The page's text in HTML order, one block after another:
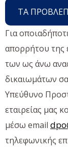
ΤΑ
Για
απορρήτου της
των ως άνω
δικαιωμάτων
Υπεύθυνο
εταιρείας μας
μέσω email
τηλεφωνικής